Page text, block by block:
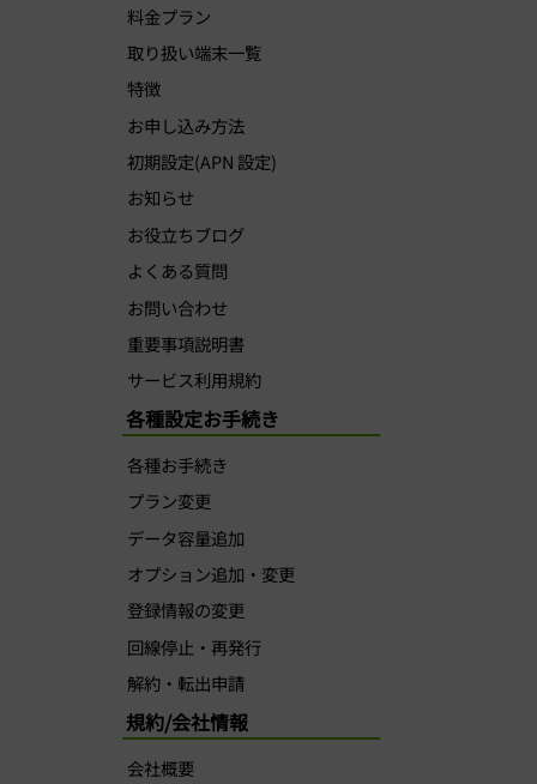
料金プラン
取り扱い端末一覧
特徴
お申し込み方法
初期設定(APN 設定)
お知らせ
お役立ちブログ
よくある質問
お問い合わせ
重要事項説明書
サービス利用規約
各種設定お手続き
各種お手続き
プラン変更
データ容量追加
オプション追加・変更
登録情報の変更
回線停止・再発行
解約・転出申請
規約/会社情報
会社概要